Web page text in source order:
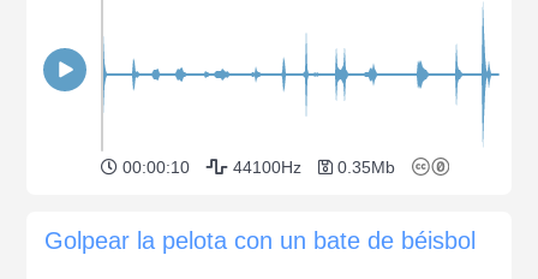
00:00:10 44100Hz 0.35Mb
Golpear la pelota con un bate de béisbol